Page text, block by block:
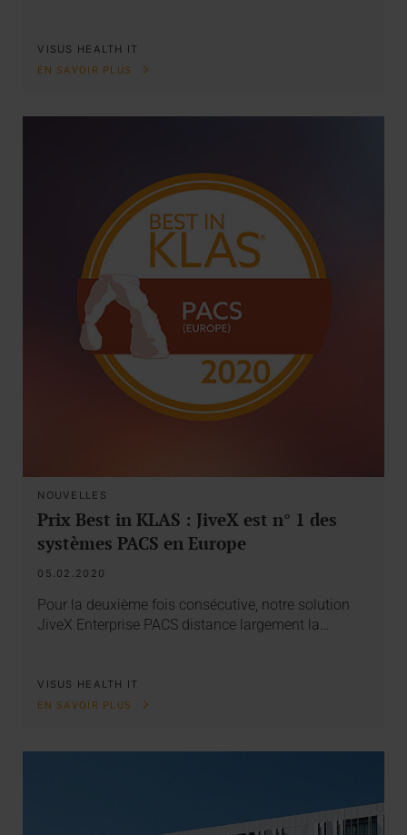
VISUS HEALTH IT
EN SAVOIR PLUS
NOUVELLES
Prix Best in KLAS : JiveX est n° 1 des
systèmes PACS en Europe
05.02.2020
Pour la deuxième fois consécutive, notre solution
JiveX Enterprise PACS distance largement la…
VISUS HEALTH IT
EN SAVOIR PLUS